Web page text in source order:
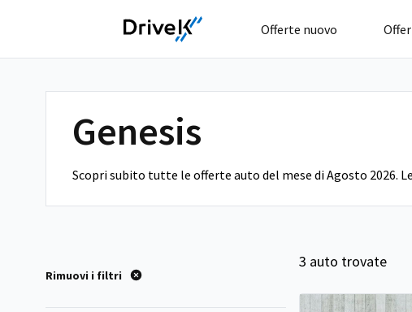
Offerte nuovo
Genesis
Scopri subito tutte le offerte auto del mese di Agosto 2026.
Rimuovi i filtri
3 auto trovate